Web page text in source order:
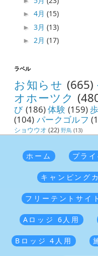
►4月(15)
►3月(13)
► 2月(17)
ラベル
お知らせ (665)
オホーツク
び (186)体験 (159)
(104) パークゴルフ
ショウウオ (22) 野鳥 (13)
ホーム プラ
キャンピング
フリーテントサイト
Aロッジ 6人用
Bロッジ 4人用